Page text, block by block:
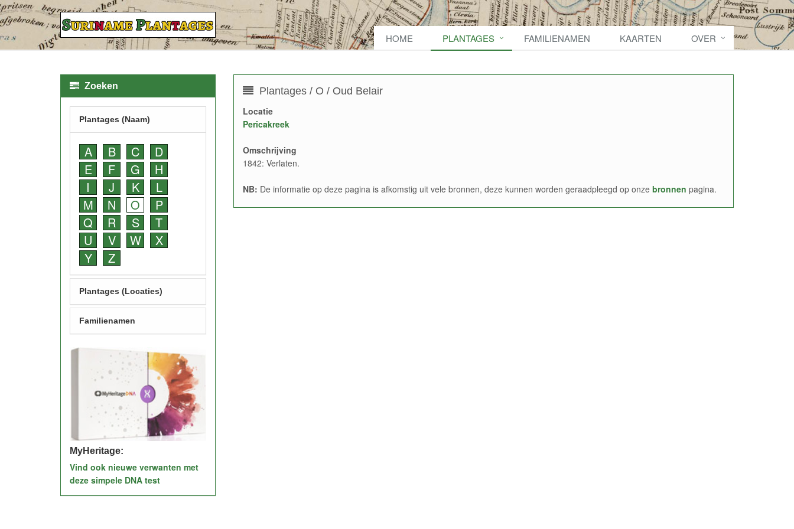
HOME PLANTAGES FAMILIENAMEN KAARTEN OVER
Plantages / O / Oud Belair
Locatie
Pericakreek
Omschrijving
1842: Verlaten.
NB: De informatie op deze pagina is afkomstig uit vele bronnen, deze kunnen worden geraadpleegd op onze bronnen pagina.
Zoeken
Plantages (Naam)
A B C
D
E
F G
H
I
J K
L
M
N O
P
Q
R S
T
U
V W
X
Y
Z
Plantages (Locaties)
Familienamen
MyHeritage:
Vind ook nieuwe verwanten met
deze simpele DNA test